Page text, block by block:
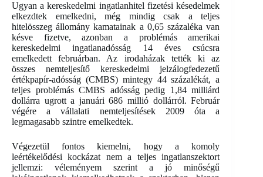
Ugyan a kereskedelmi ingatlanhitel fizetési késedelmek
elkezdtek emelkedni, még mindig csak a teljes
hitelösszeg állomány kamatainak a 0,65 százaléka van
késve fizetve, azonban a problémás amerikai
kereskedelmi ingatlanadósság 14 éves csúcsra
emelkedett februárban. Az irodaházak tették ki az
összes nemteljesítő kereskedelmi jelzálogfedezetű
értékpapír-adósság (CMBS) mintegy 44 százalékát, a
teljes problémás CMBS adósság pedig 1,84 milliárd
dollárra ugrott a januári 686 millió dollárról. Február
végére a vállalati nemteljesítések 2009 óta a
legmagasabb szintre emelkedtek.
Végezetül fontos kiemelni, hogy a komoly
leértékelődési kockázat nem a teljes ingatlanszektort
jellemzi: véleményem szerint a jó minőségű